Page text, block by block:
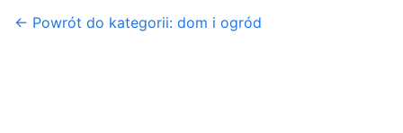
← Powrót do kategorii: dom i ogród